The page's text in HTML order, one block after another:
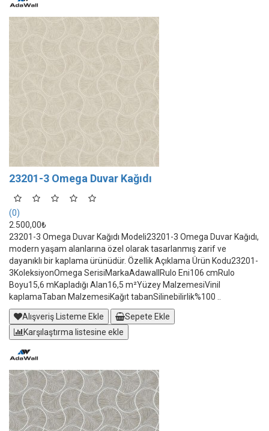
23201-3 Omega Duvar Kağıdı
(0)
2.500,00₺
23201-3 Omega Duvar Kağıdı Modeli23201-3 Omega Duvar Kağıdı,
modern yaşam alanlarına özel olarak tasarlanmış zarif ve
dayanıklı bir kaplama ürünüdür. Özellik Açıklama Ürün Kodu23201-
3KoleksiyonOmega SerisiMarkaAdawallRulo Eni106 cmRulo
Boyu15,6 mKapladığı Alan16,5 m²Yüzey MalzemesiVinil
kaplamaTaban MalzemesiKağıt tabanSilinebilirlik%100 ..
Alışveriş Listeme Ekle
Sepete Ekle
Karşılaştırma listesine ekle